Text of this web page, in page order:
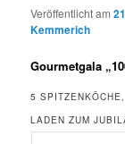
Veröffentlicht am
Kemmerich
Gourmetgala
5
LADEN ZUM